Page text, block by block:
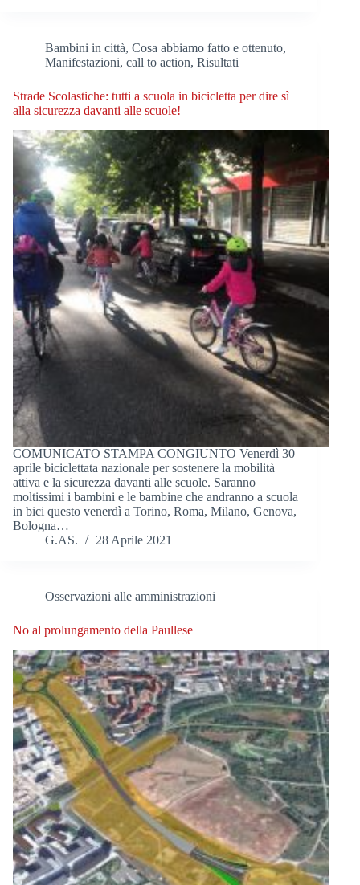
Bambini in città, Cosa abbiamo fatto e ottenuto,
Manifestazioni, call to action, Risultati
Strade Scolastiche: tutti a scuola in bicicletta per dire sì
alla sicurezza davanti alle scuole!
COMUNICATO STAMPA CONGIUNTO Venerdì 30
aprile biciclettata nazionale per sostenere la mobilità
attiva e la sicurezza davanti alle scuole. Saranno
moltissimi i bambini e le bambine che andranno a scuola
in bici questo venerdì a Torino, Roma, Milano, Genova,
Bologna…
G.AS.
28 Aprile 2021
Osservazioni alle amministrazioni
No al prolungamento della Paullese